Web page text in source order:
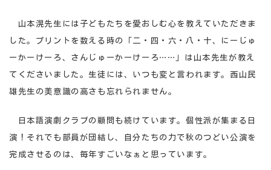
山本滉先生には子どもたちを愛おしむ心を教えていただきま
した。プリントを数える時の「二・四・六・八・十、にーじゅ
ーかーけーろ、さんじゅーかーけーろ……」は山本先生が教え
てくださいました。生徒には、いつも変と言われます。西山民
雄先生の美意識の高さも忘れられません。
日本語演劇クラブの顧問も続けています。個性派が集まる日
演！それでも部員が団結し、自分たちの力で秋のつどい公演を
完成させるのは、毎年すごいなぁと思っています。